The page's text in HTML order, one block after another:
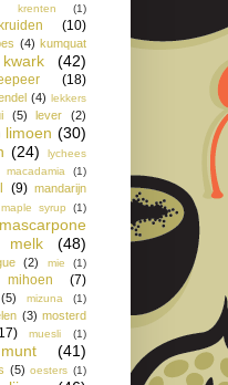
krenten (1)
(10)
(4) kumquat
kwark (42)
(18)
(4) lekkers
(5) lever
(2)
limoen (30)
(24)
lychees
macadamia (1)
(9) mandarijn
maple syrup (1)
mascarpone
melk (48)
(2) mie (1)
mihoen (7)
(5) mizuna
(1)
(3) mosterd
muesli
(1)
munt (41)
(5) oesters (1)